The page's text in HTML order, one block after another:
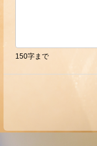
150字まで